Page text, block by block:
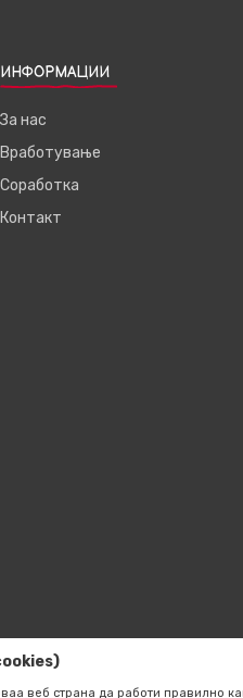
ИНФОРМАЦИИ
За нас
Вработување
Соработка
Контакт
веб страна да работи правилно